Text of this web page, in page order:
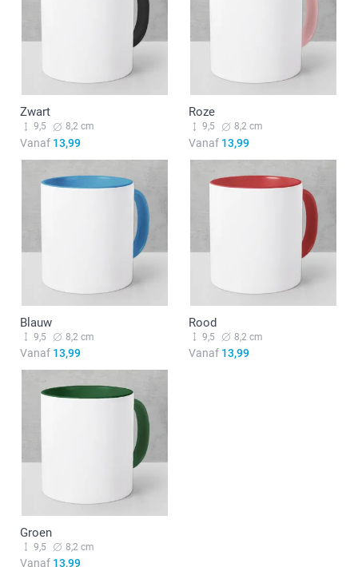
Zwart
9,5 8,2 cm
Vanaf 13,99
Roze
9,5 8,2 cm
Vanaf13,99
Blauw
9,5 8,2 cm
Vanaf 13,99
Rood
9,5 8,2 cm
Vanaf13,99
Groen
9,5 8,2 cm
Vanaf 13,99